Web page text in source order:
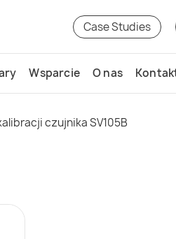
Case Studies
Wsparcie O nas
czujnika SV105B